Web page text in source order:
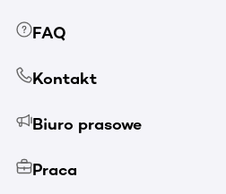
FAQ
Kontakt
Biuro prasowe
Praca